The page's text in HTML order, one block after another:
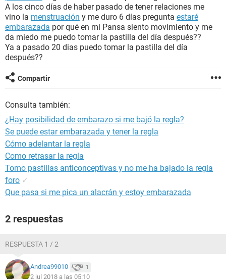
SEXUALIDAD
GLOSARIO
A los cinco días de haber pasado de tener relaciones me
vino la menstruación y me duro 6 días pregunta estaré
embarazada por qué en mi Pansa siento movimiento y me
da miedo me puedo tomar la pastilla del día después??
Ya a pasado 20 dias puedo tomar la pastilla del día
después??
Compartir
Consulta también:
¿Hay posibilidad de embarazo si me bajó la regla?
Se puede estar embarazada y tener la regla
Cómo adelantar la regla
Como retrasar la regla
Tomo pastillas anticonceptivas y no me ha bajado la regla
foro ✓
Que pasa si me pica un alacrán y estoy embarazada
2 respuestas
RESPUESTA 1 / 2
Andrea99010 1
2 jul 2018 a las 05:10